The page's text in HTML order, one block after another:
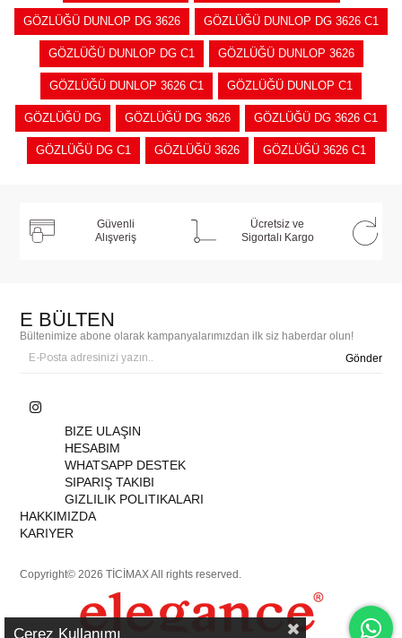
GÖZLÜĞÜ DUNLOP DG 3626 GÖZLÜĞÜ DUNLOP DG 3626 C1
GÖZLÜĞÜ DUNLOP DG C1 GÖZLÜĞÜ DUNLOP 3626
GÖZLÜĞÜ DUNLOP 3626 C1 GÖZLÜĞÜ DUNLOP C1
GÖZLÜĞÜ DG GÖZLÜĞÜ DG 3626 GÖZLÜĞÜ DG 3626 C1
GÖZLÜĞÜ DG C1 GÖZLÜĞÜ 3626 GÖZLÜĞÜ 3626 C1
Güvenli
Alışveriş
Ücretsiz ve
Sigortalı Kargo
E BÜLTEN
Bültenimize abone olarak kampanyalarımızdan ilk siz haberdar olun!
Gönder
BIZE ULAŞIN
HESABIM
WHATSAPP DESTEK
SIPARIŞ TAKIBI
GIZLILIK POLITIKALARI
HAKKIMIZDA
KARIYER
Copyright© 2026 TİCİMAX All rights reserved.
Çerez Kullanımı